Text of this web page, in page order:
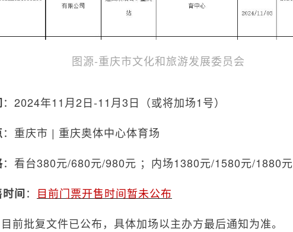
图源-重庆市文化和旅游发展委员会
：2024年11月2日-11月3日（或将加场1号）
：重庆市 | 重庆奥体中心体育场
：看台380元/680元/980元 ；内场1380元/1580元/1880元
间： 目前门票开售时间暂未公布
目前批复文件已公布，具体加场以主办方最后通知为准。